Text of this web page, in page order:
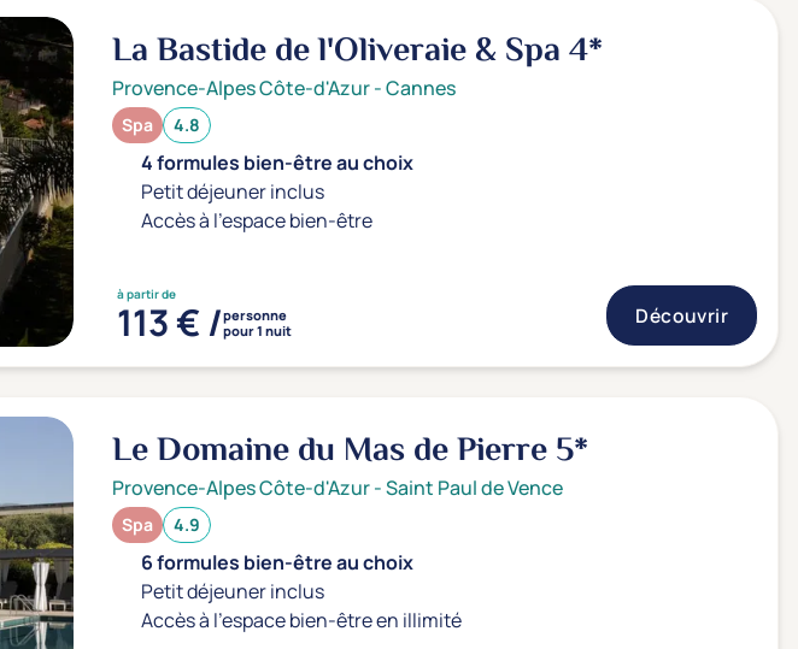
La Bastide de l'Oliveraie & Spa4*
Provence-Alpes Côte-d'Azur-Cannes
Spa 4.8
4 formules bien-être au choix
Petit déjeuner inclus
Accès à l'espace bien-être
à partir de
113 € /personne
pour 1 nuit
Découvrir
Le Domaine du Mas de Pierre5*
Provence-Alpes Côte-d'Azur-Saint Paul de Vence
Spa 4.9
6 formules bien-être au choix
Petit déjeuner inclus
Accès à l'espace bien-être en illimité